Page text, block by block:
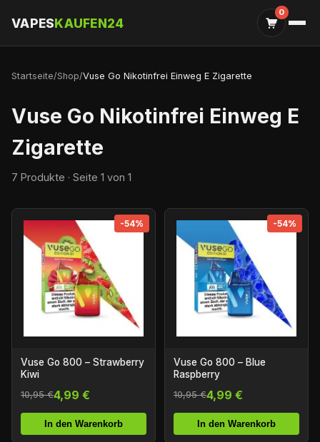
VAPESKAUFEN24
0
Startseite/Shop/Vuse Go Nikotinfrei Einweg E Zigarette
Vuse Go Nikotinfrei Einweg E
Zigarette
7 Produkte · Seite 1 von 1
-54%
Vuse Go 800 – Strawberry
Kiwi
10,95 €4,99 €
In den Warenkorb
-54%
Vuse Go 800 – Blue
Raspberry
10,95 €4,99 €
In den Warenkorb